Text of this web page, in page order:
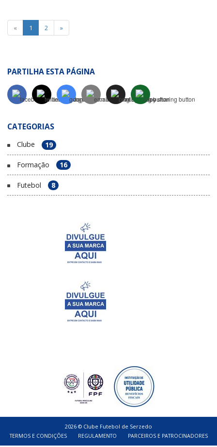
« 1 2 »
PARTILHA ESTA PÁGINA
CATEGORIAS
Clube 19
Formação 16
Futebol 8
2026 © Clube Futebol de Serzedo
TERMOS E CONDIÇÕES REGULAMENTO PARCEIROS E PATROCINADORES